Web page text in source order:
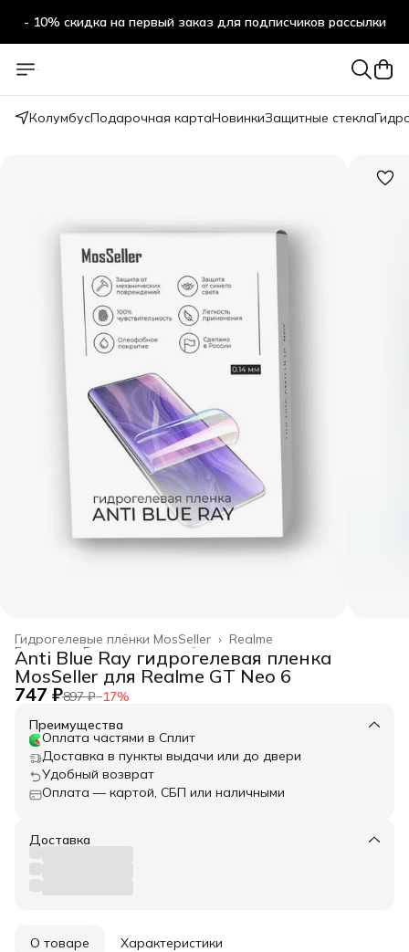
- 10% скидка на первый заказ для подписчиков рассылки
КолумбусПодарочная картаНовинкиЗащитные стекла
Realme
Гидрогелевые плёнки MosSeller ›
Гидрогелевые плёнки ›
Главная ›
Anti Blue Ray гидрогелевая пленка
MosSeller для Realme GT Neo 6
747 ₽897 ₽−17%
Преимущества
Оплата частями в Сплит
Доставка в пункты выдачи или до двери
Удобный возврат
Оплата — картой, СБП или наличными
Доставка
О товаре Характеристики